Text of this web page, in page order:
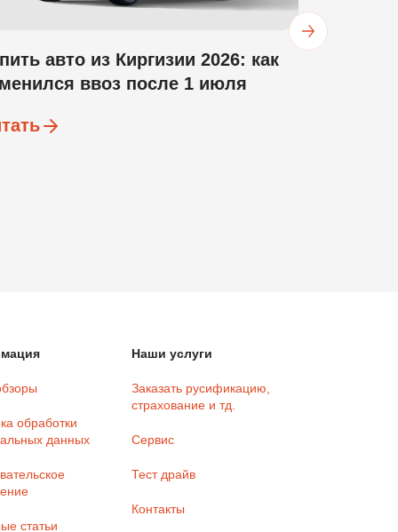
авто из Киргизии 2026: как
ввоз после 1 июля
обработки
данных
статьи
Наши услуги
Заказать русификацию,
страхование и тд.
Сервис
Тест драйв
Контакты